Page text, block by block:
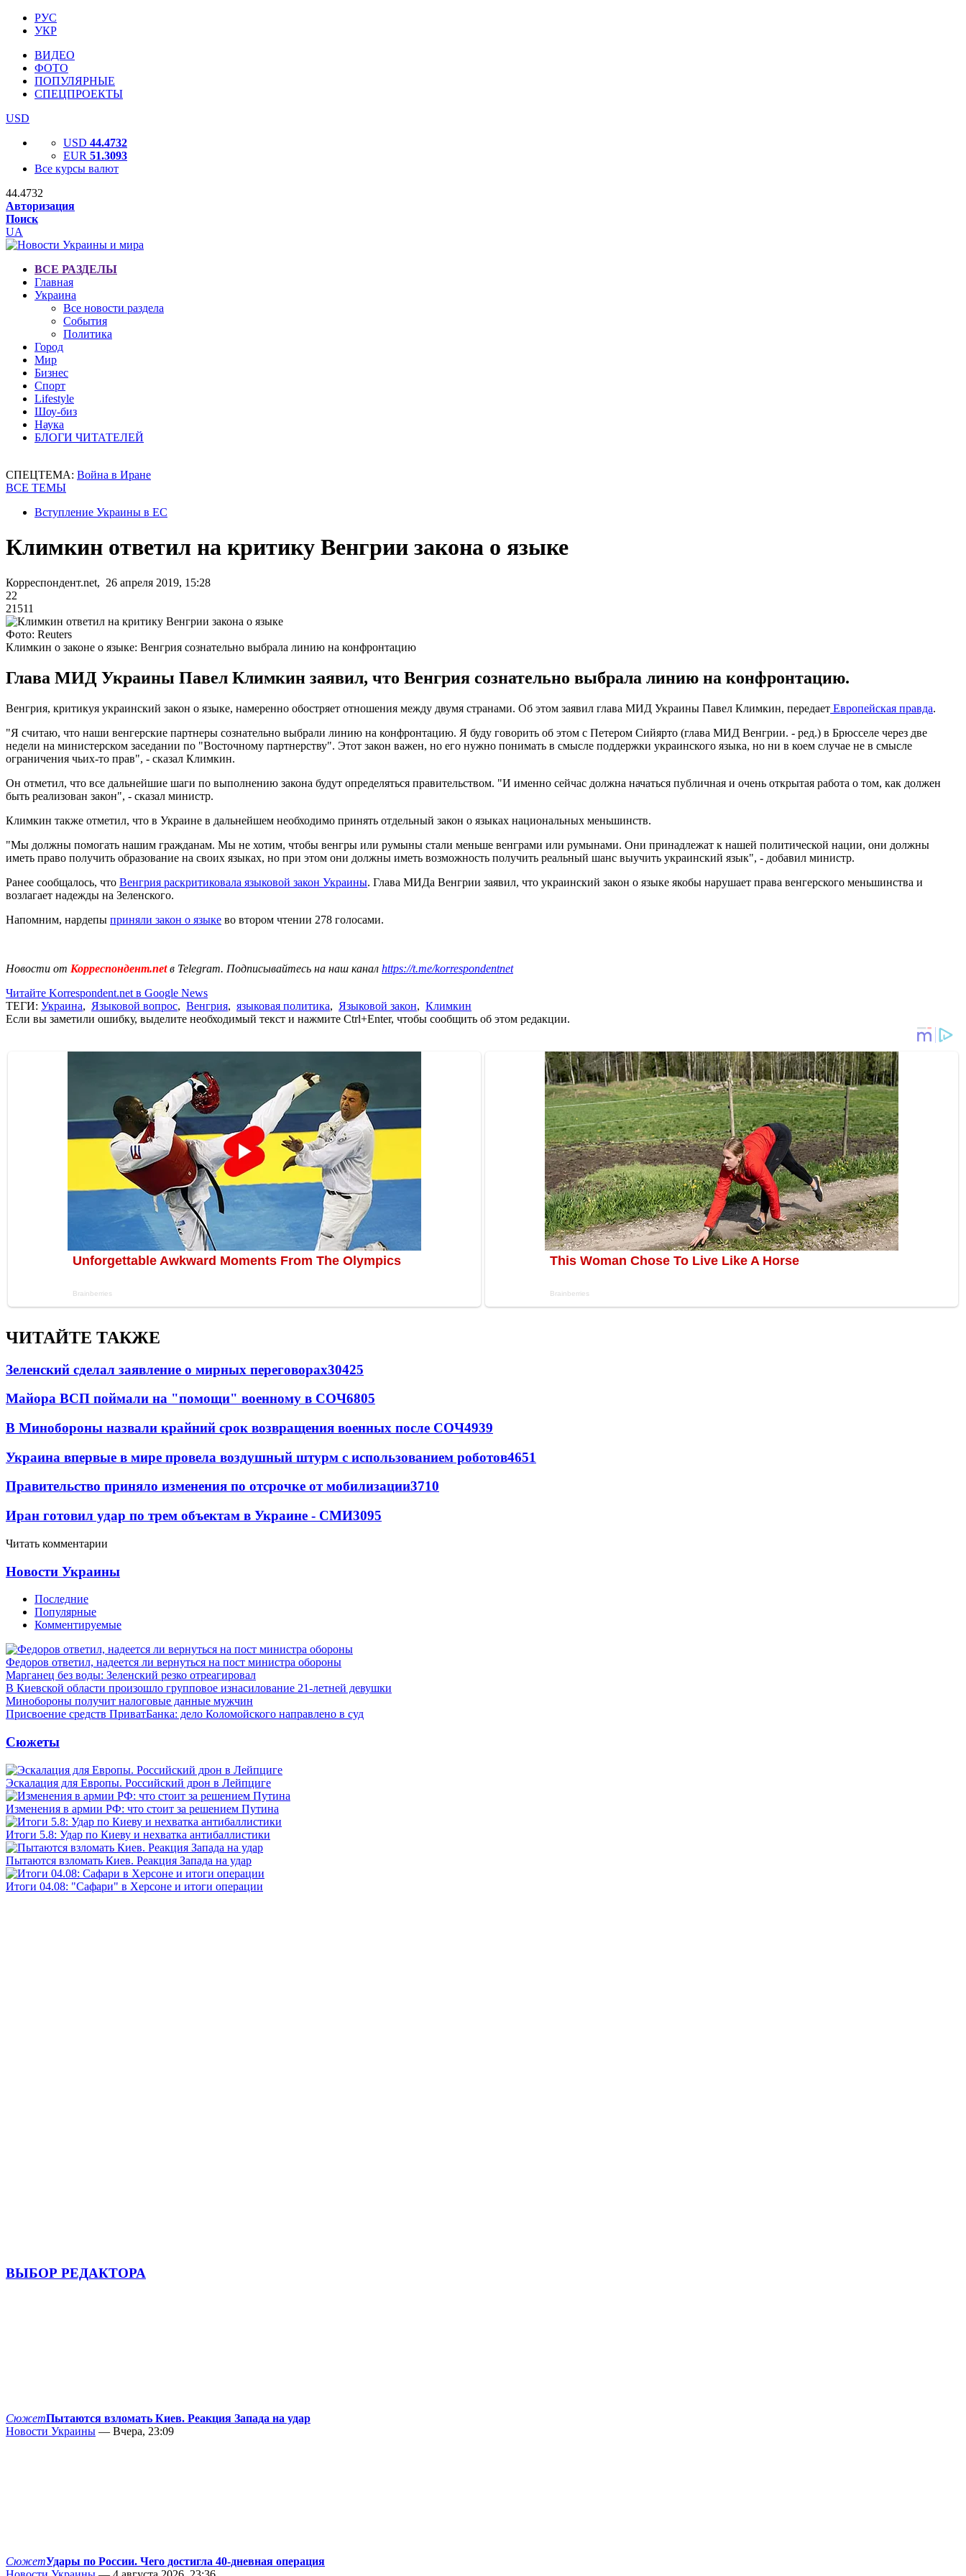
РУС
УКР
ВИДЕО
ФОТО
ПОПУЛЯРНЫЕ
СПЕЦПРОЕКТЫ
USD
USD 44.4732
EUR 51.3093
Все курсы валют
44.4732
Авторизация
Поиск
UA
ВСЕ РАЗДЕЛЫ
Главная
Украина
Все новости раздела
События
Политика
Город
Мир
Бизнес
Спорт
Lifestyle
Шоу-биз
Наука
БЛОГИ ЧИТАТЕЛЕЙ
СПЕЦТЕМА: Война в Иране
ВСЕ ТЕМЫ
Вступление Украины в ЕС
Климкин ответил на критику Венгрии закона о языке
Корреспондент.net, 26 апреля 2019, 15:28
22
21511
Фото: Reuters
Климкин о законе о языке: Венгрия сознательно выбрала линию на конфронтацию
Глава МИД Украины Павел Климкин заявил, что Венгрия сознательно выбрала линию на конфронтацию.
Венгрия, критикуя украинский закон о языке, намеренно обостряет отношения между двумя странами. Об этом заявил глава МИД Украины Павел Климкин, передает Европейская правда.
"Я считаю, что наши венгерские партнеры сознательно выбрали линию на конфронтацию. Я буду говорить об этом с Петером Сийярто (глава МИД Венгрии. - ред.) в Брюсселе через две
недели на министерском заседании по "Восточному партнерству". Этот закон важен, но его нужно понимать в смысле поддержки украинского языка, но ни в коем случае не в смысле
ограничения чьих-то прав", - сказал Климкин.
Он отметил, что все дальнейшие шаги по выполнению закона будут определяться правительством. "И именно сейчас должна начаться публичная и очень открытая работа о том, как должен
быть реализован закон", - сказал министр.
Климкин также отметил, что в Украине в дальнейшем необходимо принять отдельный закон о языках национальных меньшинств.
"Мы должны помогать нашим гражданам. Мы не хотим, чтобы венгры или румыны стали меньше венграми или румынами. Они принадлежат к нашей политической нации, они должны
иметь право получить образование на своих языках, но при этом они должны иметь возможность получить реальный шанс выучить украинский язык", - добавил министр.
Ранее сообщалось, что Венгрия раскритиковала языковой закон Украины. Глава МИДа Венгрии заявил, что украинский закон о языке якобы нарушает права венгерского меньшинства и
возлагает надежды на Зеленского.
Напомним, нардепы приняли закон о языке во втором чтении 278 голосами.
Новости от Корреспондент.netв Telegram. Подписывайтесь на наш канал https://t.me/korrespondentnet
Читайте Korrespondent.net в Google News
ТЕГИ: Украина, Языковой вопрос, Венгрия, языковая политика, Языковой закон, Климкин
Если вы заметили ошибку, выделите необходимый текст и нажмите Ctrl+Enter, чтобы сообщить об этом редакции.
ЧИТАЙТЕ ТАКЖЕ
Зеленский сделал заявление о мирных переговорах30425
Майора ВСП поймали на "помощи" военному в СОЧ6805
В Минобороны назвали крайний срок возвращения военных после СОЧ4939
Украина впервые в мире провела воздушный штурм с использованием роботов4651
Правительство приняло изменения по отсрочке от мобилизации3710
Иран готовил удар по трем объектам в Украине - СМИ3095
Читать комментарии
Новости Украины
Последние
Популярные
Комментируемые
Федоров ответил, надеется ли вернуться на пост министра обороны
Марганец без воды: Зеленский резко отреагировал
В Киевской области произошло групповое изнасилование 21-летней девушки
Минобороны получит налоговые данные мужчин
Присвоение средств ПриватБанка: дело Коломойского направлено в суд
Сюжеты
Эскалация для Европы. Российский дрон в Лейпциге
Изменения в армии РФ: что стоит за решением Путина
Итоги 5.8: Удар по Киеву и нехватка антибаллистики
Пытаются взломать Киев. Реакция Запада на удар
Итоги 04.08: "Сафари" в Херсоне и итоги операции
ВЫБОР РЕДАКТОРА
СюжетПытаются взломать Киев. Реакция Запада на удар
Новости Украины — Вчера, 23:09
СюжетУдары по России. Чего достигла 40-дневная операция